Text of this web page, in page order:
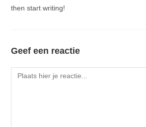
then start writing!
Geef een reactie